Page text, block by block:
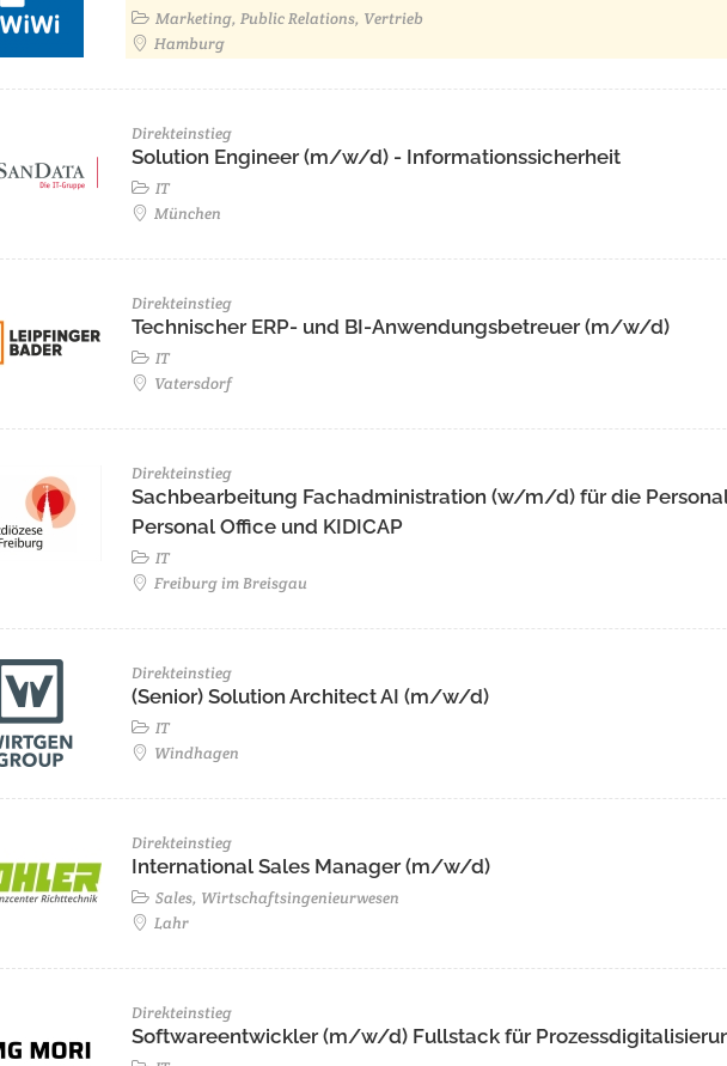
Marketing, Public Relations, Vertrieb
Hamburg
Direkteinstieg
Solution Engineer (m/w/d) - Informationssicherheit
IT
München
Direkteinstieg
Technischer ERP- und BI-Anwendungsbetreuer (m/w/d)
IT
Vatersdorf
Direkteinstieg
Sachbearbeitung Fachadministration (w/m/d) für die
Personal Office und KIDICAP
IT
Freiburg im Breisgau
Direkteinstieg
(Senior) Solution Architect AI (m/w/d)
IT
Windhagen
Direkteinstieg
International Sales Manager (m/w/d)
Sales, Wirtschaftsingenieurwesen
Lahr
Direkteinstieg
Softwareentwickler (m/w/d) Fullstack für